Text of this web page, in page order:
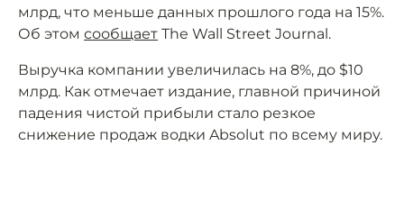
млрд, что меньше данных прошлого года на 15%.
Об этом сообщает The Wall Street Journal.
Выручка компании увеличилась на 8%, до $10
млрд. Как отмечает издание, главной причиной
падения чистой прибыли стало резкое
снижение продаж водки Absolut по всему миру.